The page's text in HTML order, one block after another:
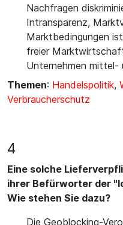
Nachfragen
Intransparenz,
Marktbedingungen
freier
Unternehmen mittel-
Themen: Handelspolitik,
Verbraucherschutz
4
Eine solche
ihrer Befürworter der
Wie stehen Sie dazu?
Die Geoblocking-